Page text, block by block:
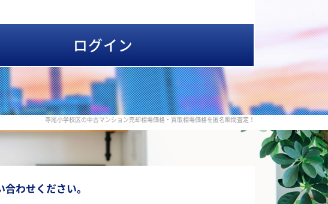
ログイン
寺尾小学校区の中古マンション売却相場価格・買取相場価格を匿名瞬間査定！
わせください。